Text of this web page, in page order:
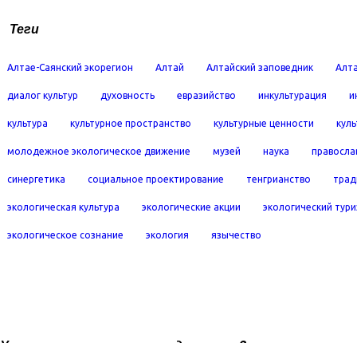
Теги
Алтае-Саянский экорегион Алтай Алтайский заповедник
диалог культур духовность евразийство инкультурация
культура культурное пространство культурные ценности
молодежное экологическое движение музей наука
синергетика социальное проектирование тенгрианство
экологическая культура экологические акции экологический
экологическое сознание экология язычество